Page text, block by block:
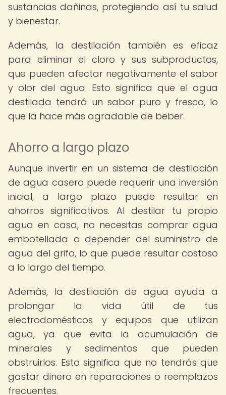
sustancias dañinas, protegiendo así tu salud
y bienestar.
Además, la destilación también es eficaz
para eliminar el cloro y sus subproductos,
que pueden afectar negativamente el sabor
y olor del agua. Esto significa que el agua
destilada tendrá un sabor puro y fresco, lo
que la hace más agradable de beber.
Ahorro a largo plazo
Aunque invertir en un sistema de destilación
de agua casero puede requerir una inversión
inicial, a largo plazo puede resultar en
ahorros significativos. Al destilar tu propio
agua en casa, no necesitas comprar agua
embotellada o depender del suministro de
agua del grifo, lo que puede resultar costoso
a lo largo del tiempo.
Además, la destilación de agua ayuda a
prolongar la vida útil de tus
electrodomésticos y equipos que utilizan
agua, ya que evita la acumulación de
minerales y sedimentos que pueden
obstruirlos. Esto significa que no tendrás que
gastar dinero en reparaciones o reemplazos
frecuentes.